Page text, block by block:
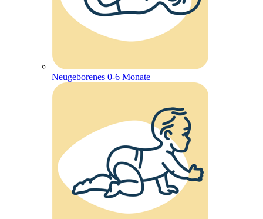
Neugeborenes 0-6 Monate